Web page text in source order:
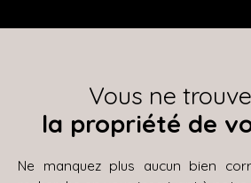
Vous ne
la propriété de
Ne manquez plus aucun bien